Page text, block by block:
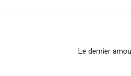
Le dernier